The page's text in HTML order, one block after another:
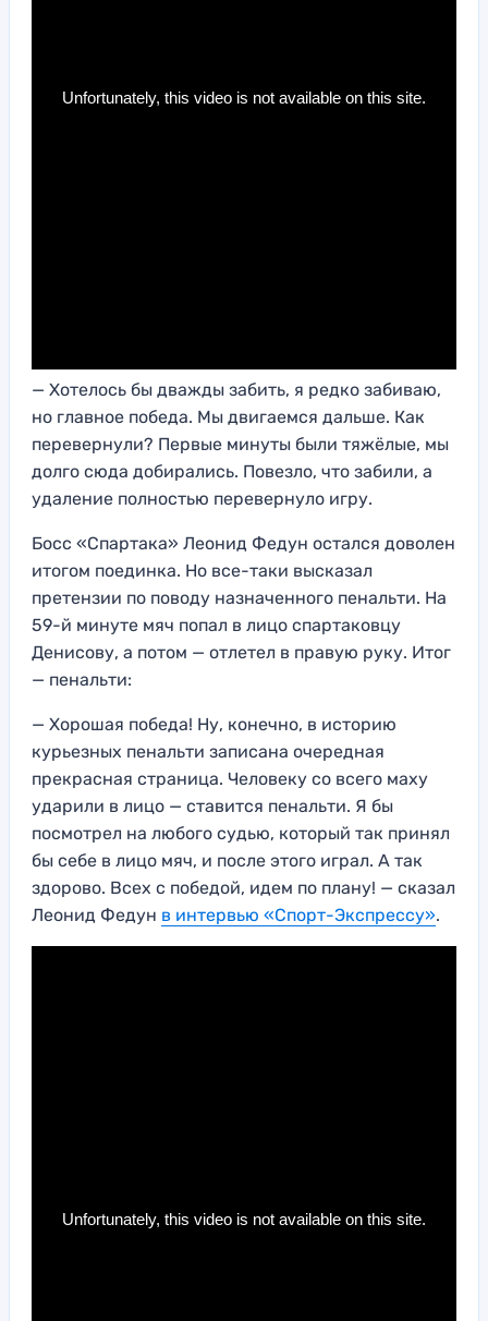
— Хотелось бы дважды забить, я редко забиваю,
но главное победа. Мы двигаемся дальше. Как
перевернули? Первые минуты были тяжёлые, мы
долго сюда добирались. Повезло, что забили, а
удаление полностью перевернуло игру.
Босс «Спартака» Леонид Федун остался доволен
итогом поединка. Но все-таки высказал
претензии по поводу назначенного пенальти. На
59-й минуте мяч попал в лицо спартаковцу
Денисову, а потом — отлетел в правую руку. Итог
— пенальти:
— Хорошая победа! Ну, конечно, в историю
курьезных пенальти записана очередная
прекрасная страница. Человеку со всего маху
ударили в лицо — ставится пенальти. Я бы
посмотрел на любого судью, который так принял
бы себе в лицо мяч, и после этого играл. А так
здорово. Всех с победой, идем по плану! — сказал
Леонид Федун в интервью «Спорт-Экспрессу».